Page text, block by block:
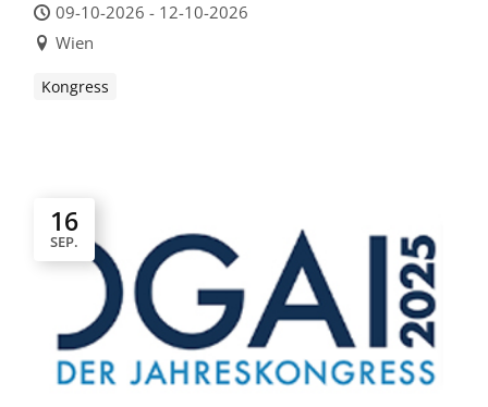
09-10-2026 - 12-10-2026
Wien
Kongress
16
SEP.